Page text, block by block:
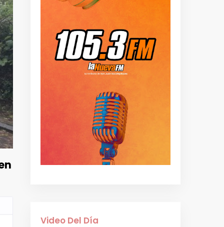
Video Del Día